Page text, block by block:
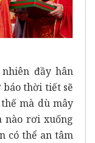
đầy hân
thời tiết sẽ
mà dù mây
nào rơi xuống
có thể an tâm